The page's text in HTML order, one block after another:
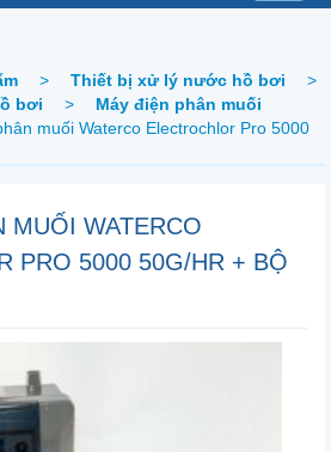
> Thiết bị xử lý nước hồ bơi
>
bơi
>
Máy điện phân muối
muối Waterco Electrochlor Pro 5000
MUỐI WATERCO
PRO 5000 50G/HR + BỘ